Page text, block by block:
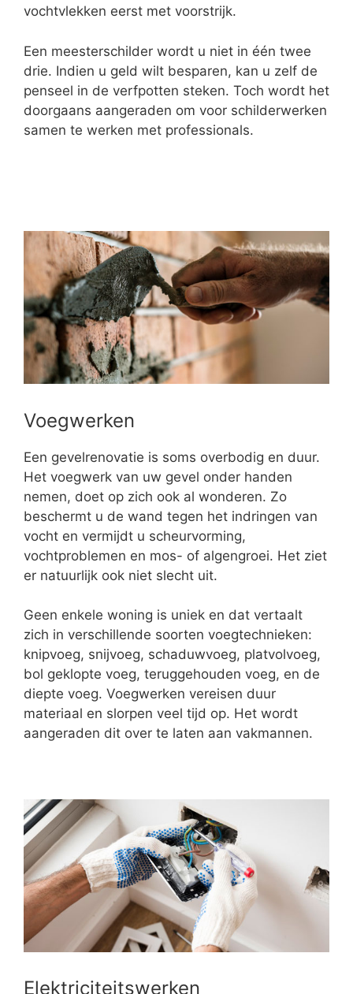
vochtvlekken eerst met voorstrijk.
Een meesterschilder wordt u niet in één twee
drie. Indien u geld wilt besparen, kan u zelf de
penseel in de verfpotten steken. Toch wordt het
doorgaans aangeraden om voor schilderwerken
samen te werken met professionals.
Voegwerken
Een gevelrenovatie is soms overbodig en duur.
Het voegwerk van uw gevel onder handen
nemen, doet op zich ook al wonderen. Zo
beschermt u de wand tegen het indringen van
vocht en vermijdt u scheurvorming,
vochtproblemen en mos- of algengroei. Het ziet
er natuurlijk ook niet slecht uit.
Geen enkele woning is uniek en dat vertaalt
zich in verschillende soorten voegtechnieken:
knipvoeg, snijvoeg, schaduwvoeg, platvolvoeg,
bol geklopte voeg, teruggehouden voeg, en de
diepte voeg. Voegwerken vereisen duur
materiaal en slorpen veel tijd op. Het wordt
aangeraden dit over te laten aan vakmannen.
Elektriciteitswerken